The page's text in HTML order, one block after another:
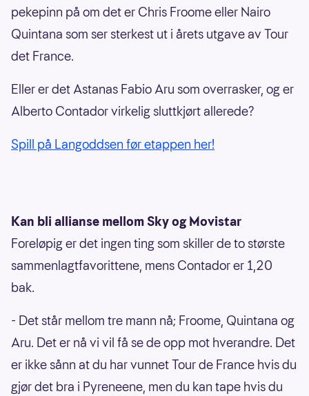
pekepinn på om det er Chris Froome eller Nairo
Quintana som ser sterkest ut i årets utgave av Tour
det France.
Eller er det Astanas Fabio Aru som overrasker, og er
Alberto Contador virkelig sluttkjørt allerede?
Spill på Langoddsen før etappen her!
Kan bli allianse mellom Sky og Movistar
Foreløpig er det ingen ting som skiller de to største
sammenlagtfavorittene, mens Contador er 1,20
bak.
- Det står mellom tre mann nå; Froome, Quintana og
Aru. Det er nå vi vil få se de opp mot hverandre. Det
er ikke sånn at du har vunnet Tour de France hvis du
gjør det bra i Pyreneene, men du kan tape hvis du